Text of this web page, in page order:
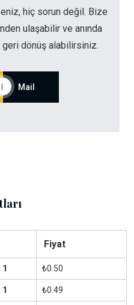
hiç sorun değil. Bize
ulaşabilir ve anında
dönüş alabilirsiniz.
| Mail
Fiyat
1 ₺0.50
1 ₺0.49